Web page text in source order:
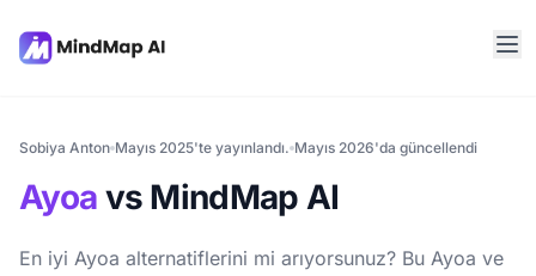
Sobiya Anton Mayıs 2025'te yayınlandı. Mayıs 2026'da güncellendi
Ayoa vs MindMap AI
En iyi Ayoa alternatiflerini mi arıyorsunuz? Bu Ayoa ve